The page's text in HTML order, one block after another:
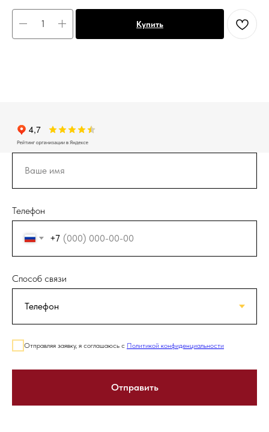
Купить
Телефон
+7
Способ связи
Отправляя заявку, я соглашаюсь с Политикой конфиденциальности
Отправить